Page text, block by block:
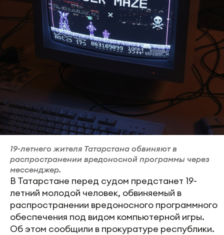
19-летнего жителя Татарстана обвиняют в
распространении вредоносной программы через
мессенджер.
В Татарстане перед судом предстанет 19-
летний молодой человек, обвиняемый в
распространении вредоносного программного
обеспечения под видом компьютерной игры.
Об этом сообщили в прокуратуре республики.